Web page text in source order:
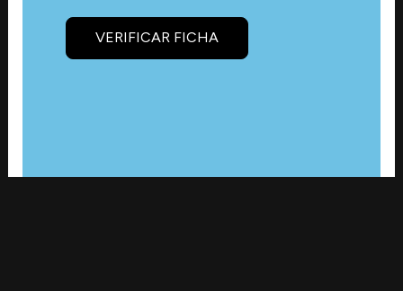
VERIFICAR FICHA